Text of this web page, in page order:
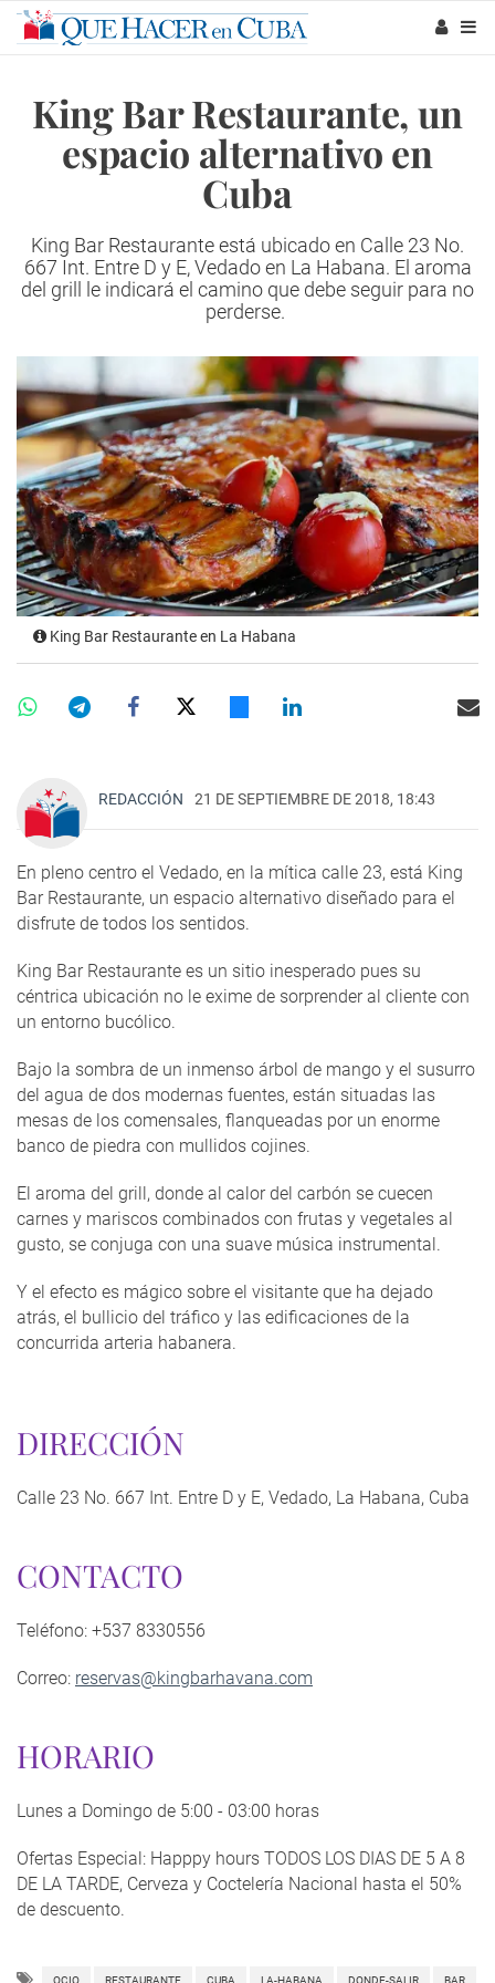
King Bar Restaurante, un
espacio alternativo en
Cuba
King Bar Restaurante está ubicado en Calle 23 No.
667 Int. Entre D y E, Vedado en La Habana. El aroma
del grill le indicará el camino que debe seguir para no
perderse.
King Bar Restaurante en La Habana
REDACCIÓN 21 DE SEPTIEMBRE DE 2018, 18:43
En pleno centro el Vedado, en la mítica calle 23, está King
Bar Restaurante, un espacio alternativo diseñado para el
disfrute de todos los sentidos.
King Bar Restaurante es un sitio inesperado pues su
céntrica ubicación no le exime de sorprender al cliente con
un entorno bucólico.
Bajo la sombra de un inmenso árbol de mango y el susurro
del agua de dos modernas fuentes, están situadas las
mesas de los comensales, flanqueadas por un enorme
banco de piedra con mullidos cojines.
El aroma del grill, donde al calor del carbón se cuecen
carnes y mariscos combinados con frutas y vegetales al
gusto, se conjuga con una suave música instrumental.
Y el efecto es mágico sobre el visitante que ha dejado
atrás, el bullicio del tráfico y las edificaciones de la
concurrida arteria habanera.
DIRECCIÓN
Calle 23 No. 667 Int. Entre D y E, Vedado, La Habana, Cuba
CONTACTO
Teléfono: +537 8330556
Correo: reservas@kingbarhavana.com
HORARIO
Lunes a Domingo de 5:00 - 03:00 horas
Ofertas Especial: Happpy hours TODOS LOS DIAS DE 5 A 8
DE LA TARDE, Cerveza y Coctelería Nacional hasta el 50%
de descuento.
OCIO RESTAURANTE CUBA LA-HABANA DONDE-SALIR BAR